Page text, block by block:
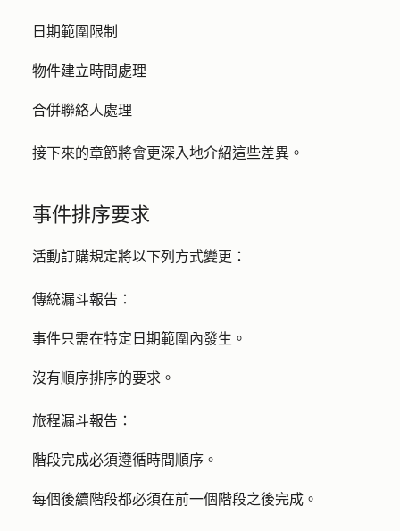
日期範圍限制
物件建立時間處理
合併聯絡人處理
接下來的章節將會更深入地介紹這些差異。
事件排序要求
活動訂購規定將以下列方式變更：
傳統漏斗報告：
事件只需在特定日期範圍內發生。
沒有順序排序的要求。
旅程漏斗報告：
階段完成必須遵循時間順序。
每個後續階段都必須在前一個階段之後完成。